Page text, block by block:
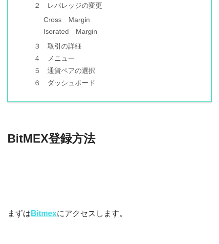
２ レバレッジの変更
Cross Margin
Isorated Margin
３ 取引の詳細
４ メニュー
５ 通貨ペアの選択
６ ダッシュボード
BitMEX登録方法
まずは Bitmexにアクセスします。